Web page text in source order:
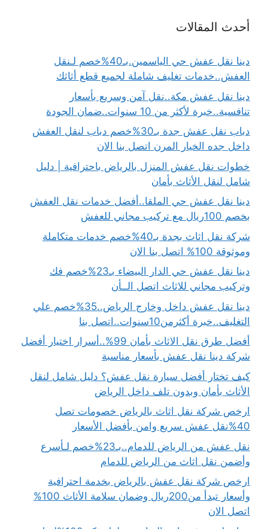
أحدث المقالات
دينا نقل عفش حي الياسمين.بـ40%خصم لـنقل
العفش..خدمات تغليف شاملة لجميع قطع أثاثك
دينا نقل عفش مكة..نقل آمن وسريع بأسعار
تنافسية..خبرة لأكثر من 10 سنوات..ضمان الجودة
دباب نقل عفش جدة بـ30%خصم دباب لنقل العفش
داخل جده الخيار المرن اتصل بنا الان
خطوات نقل عفش المنزل بالرياض باحترافية | دليل
شامل لنقل الأثاث بأمان
دينا نقل عفش حي الملقا..أفضل خدمات نقل العفش
بخصم 100ريال مع تركيب مجاني للعفش
شركة نقل اثاث بجدة بـ40%خصم خدمات متكاملة
وموثوقة 100% اتصل بنا الان
دينا نقل عفش حي الدار البيضاء بـ23%خصم فك
وتركيب مجاني للاثاث اتصل الــأن
دينا نقل عفش داخل وخارج الرياض..35%خصم علي
التغليف..خبرة أكثرمن10سنوات..اتصل بنا
أفضل طرق نقل الاثاث بأمان 99%..أسرار اختيار أفضل
شركة دينا نقل عفش بأسعار مناسبة
كيف تختار أفضل سيارة نقل عفش؟ دليل شامل لنقل
الأثاث بأمان وبدون تلف داخل الرياض
ارخص شركة نقل اثاث بالرياض خصومات تصل
40%نقل عفش سريع وامن بأفضل الأسعار
نقل عفش من الرياض للدمام..بـ23%خصم لـأسرع
وأضمن نقل اثاث من الرياض للدمام
ارخص شركة نقل عفش بالرياض بخدمة احترافية
وأسعار تبدأ من200ريال وضمان سلامة الأثاث 100%
اتصل الان